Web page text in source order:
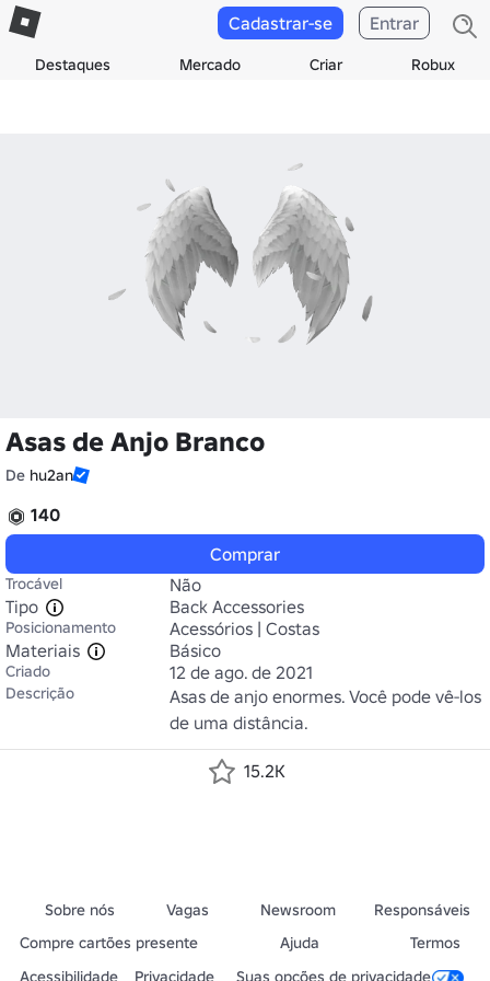
Destaques Mercado Criar Robux
Cadastrar-se Entrar
Asas de Anjo Branco
De hu2an
140
Comprar
Trocável
Não
Tipo
Back Accessories
Posicionamento
Acessórios | Costas
Materiais
Básico
Criado 12 de ago. de 2021
Descrição
Asas de anjo enormes. Você pode vê-los
de uma distância.
15.2K
Sobre nós Vagas Newsroom
Responsáveis
Compre cartões presente
Ajuda
Termos
Acessibilidade
Privacidade Suas opções de privacidade